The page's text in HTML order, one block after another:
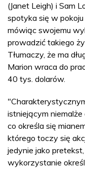
(Janet Leigh) i Sam
spotyka się w
mówiąc swojemu
prowadzić takiego
Tłumaczy, że ma
Marion wraca do
40 tys. dolarów.
istniejącym
co określa się
którego toczy się
jedynie jako
wykorzystanie